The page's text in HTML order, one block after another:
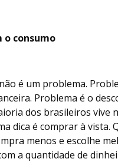
o consumo
é um problema.
Problema é o
dos brasileiros vive
dica é comprar à vista.
menos e escolhe
a quantidade de